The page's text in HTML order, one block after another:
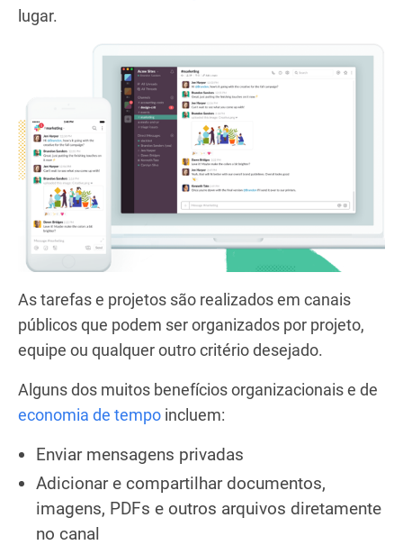
lugar.
As tarefas e projetos são realizados em canais
públicos que podem ser organizados por projeto,
equipe ou qualquer outro critério desejado.
Alguns dos muitos benefícios organizacionais e de
economia de tempo incluem:
Enviar mensagens privadas
Adicionar e compartilhar documentos,
imagens, PDFs e outros arquivos diretamente
no canal